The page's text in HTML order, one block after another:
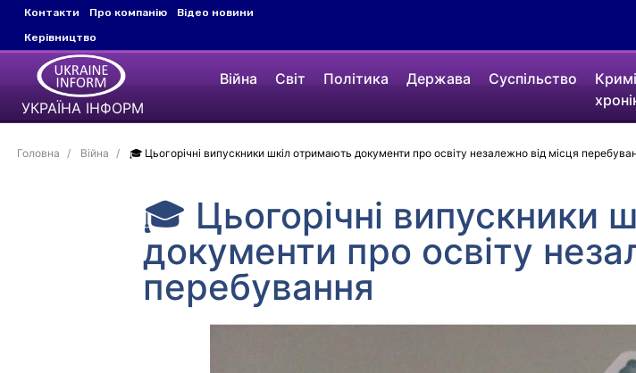
Контакти Про компанію
Відео новини
Керівництво
УКРАЇНА ІНФОРМ
Війна Світ Політика Держава Суспільство
Головна Війна 🎓 Цьогорічні випускники шкіл отримають документи про освіту незалежно від місця
🎓 Цьогорічні випускники
документи про освіту
перебування